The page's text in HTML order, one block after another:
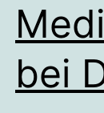
bei